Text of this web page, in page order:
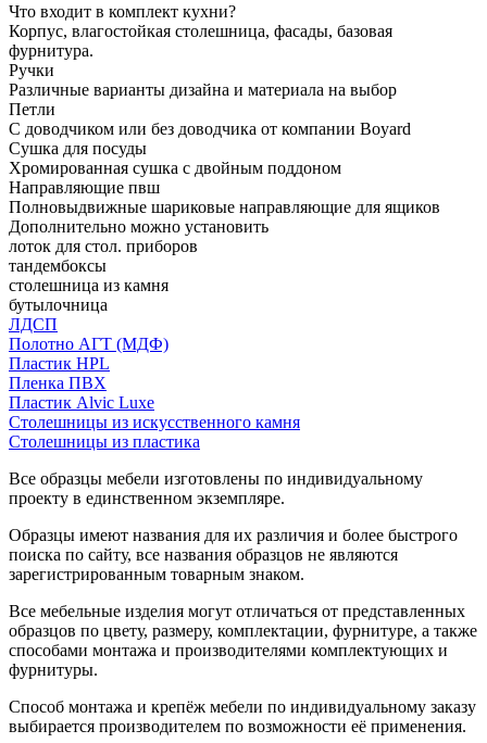
Что входит в комплект кухни?
Корпус, влагостойкая столешница, фасады, базовая
фурнитура.
Ручки
Различные варианты дизайна и материала на выбор
Петли
С доводчиком или без доводчика от компании Boyard
Сушка для посуды
Хромированная сушка с двойным поддоном
Направляющие пвш
Полновыдвижные шариковые направляющие для ящиков
Дополнительно можно установить
лоток для стол. приборов
тандембоксы
столешница из камня
бутылочница
ЛДСП
Полотно АГТ (МДФ)
Пластик HPL
Пленка ПВХ
Пластик Alvic Luxe
Столешницы из искусственного камня
Столешницы из пластика
Все образцы мебели изготовлены по индивидуальному
проекту в единственном экземпляре.
Образцы имеют названия для их различия и более быстрого
поиска по сайту, все названия образцов не являются
зарегистрированным товарным знаком.
Все мебельные изделия могут отличаться от представленных
образцов по цвету, размеру, комплектации, фурнитуре, а также
способами монтажа и производителями комплектующих и
фурнитуры.
Способ монтажа и крепёж мебели по индивидуальному заказу
выбирается производителем по возможности её применения.